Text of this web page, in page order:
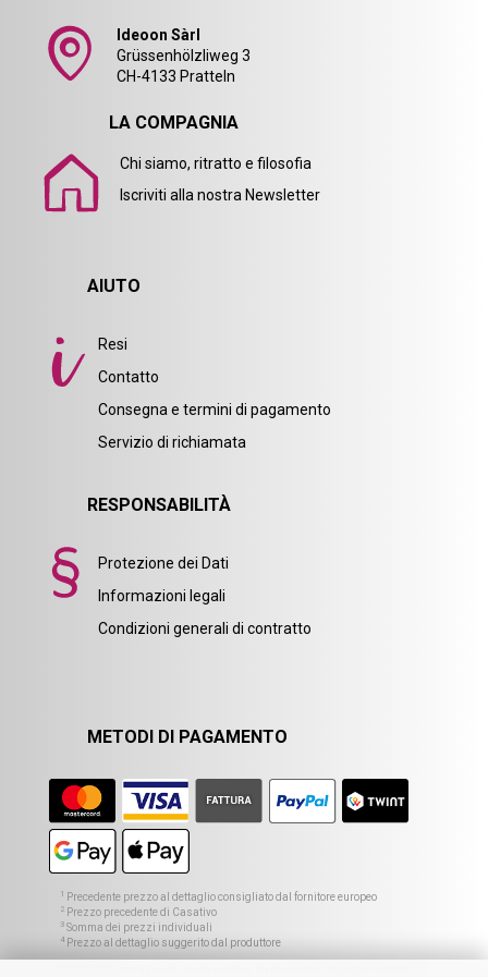
Ideoon Sàrl
Grüssenhölzliweg 3
CH-4133 Pratteln
LA COMPAGNIA
Chi siamo, ritratto e filosofia
Iscriviti alla nostra Newsletter
AIUTO
Resi
Contatto
Consegna e termini di pagamento
Servizio di richiamata
RESPONSABILITÀ
Protezione dei Dati
Informazioni legali
Condizioni generali di contratto
METODI DI PAGAMENTO
1 Precedente prezzo al dettaglio consigliato dal fornitore europeo
2 Prezzo precedente di Casativo
3 Somma dei prezzi individuali
4 Prezzo al dettaglio suggerito dal produttore